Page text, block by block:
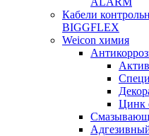
Кабели
BIGGFLEX
Weicon химия
Цинк